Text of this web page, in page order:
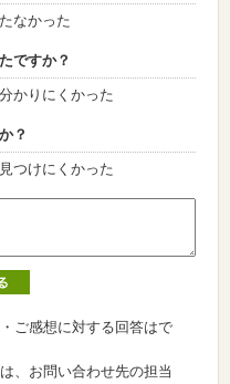
なかった
ですか？
分かりにくかった
？
見つけにくかった
ご感想に対する回答はで
、お問い合わせ先の担当